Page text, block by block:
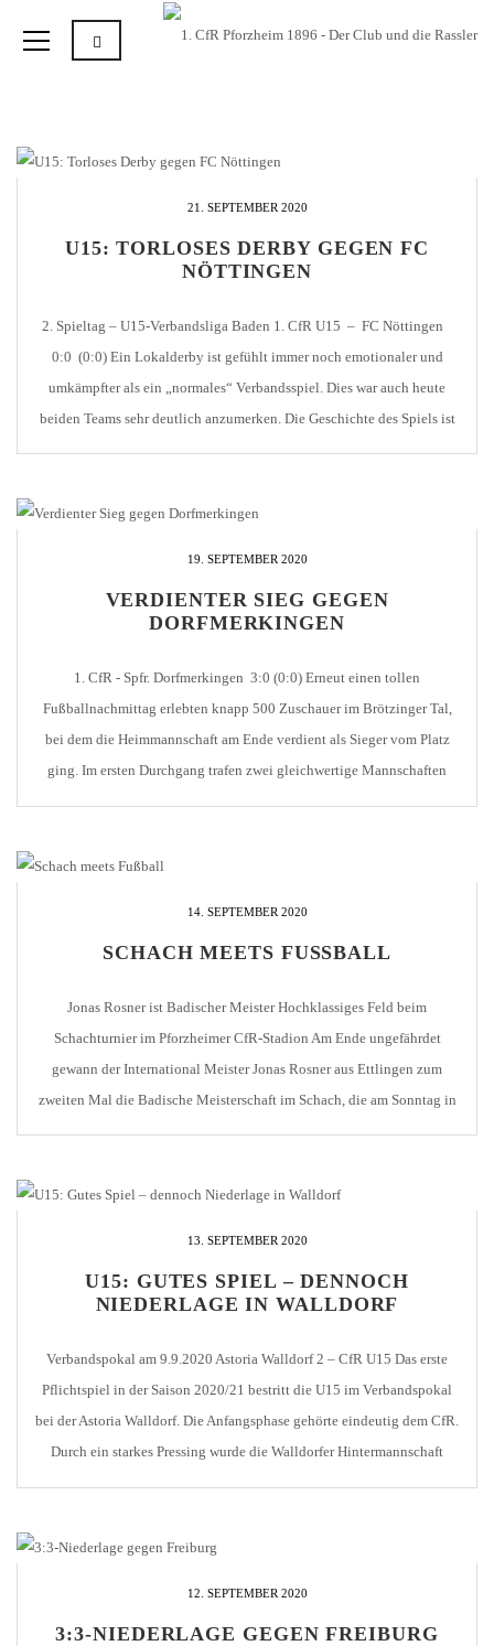
21. SEPTEMBER 2020
U15: TORLOSES DERBY GEGEN FC
NÖTTINGEN
2. Spieltag – U15-Verbandsliga Baden 1. CfR U15 – FC Nöttingen
0:0 (0:0) Ein Lokalderby ist gefühlt immer noch emotionaler und
umkämpfter als ein „normales“ Verbandsspiel. Dies war auch heute
beiden Teams sehr deutlich anzumerken. Die Geschichte des Spiels ist
eigentlich recht schnell erzählt. Beide Abwehrketten waren an diesem
19. SEPTEMBER 2020
VERDIENTER SIEG GEGEN
DORFMERKINGEN
1. CfR - Spfr. Dorfmerkingen 3:0 (0:0) Erneut einen tollen
Fußballnachmittag erlebten knapp 500 Zuschauer im Brötzinger Tal,
bei dem die Heimmannschaft am Ende verdient als Sieger vom Platz
ging. Im ersten Durchgang trafen zwei gleichwertige Mannschaften
14. SEPTEMBER 2020
SCHACH MEETS FUSSBALL
Jonas Rosner ist Badischer Meister Hochklassiges Feld beim
Schachturnier im Pforzheimer CfR-Stadion Am Ende ungefährdet
gewann der International Meister Jonas Rosner aus Ettlingen zum
zweiten Mal die Badische Meisterschaft im Schach, die am Sonntag in
hergerichteten [...]
13. SEPTEMBER 2020
U15: GUTES SPIEL – DENNOCH
NIEDERLAGE IN WALLDORF
Verbandspokal am 9.9.2020 Astoria Walldorf 2 – CfR U15 Das erste
Pflichtspiel in der Saison 2020/21 bestritt die U15 im Verbandspokal
bei der Astoria Walldorf. Die Anfangsphase gehörte eindeutig dem CfR.
Durch ein starkes Pressing wurde die Walldorfer Hintermannschaft
12. SEPTEMBER 2020
3:3-NIEDERLAGE GEGEN FREIBURG